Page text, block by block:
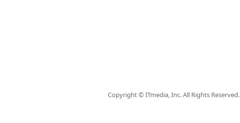
Copyright © ITmedia, Inc. All Rights Reserved.